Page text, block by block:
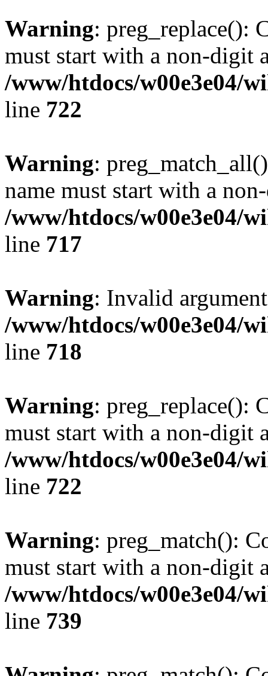
Warning: preg_replace():
must start with a non-digit
/www/htdocs/w00e3e04/
line 722
Warning:
name must start with a
/www/htdocs/w00e3e04/
line 717
Warning: Invalid
/www/htdocs/w00e3e04/
line 718
Warning: preg_replace():
must start with a non-digit
/www/htdocs/w00e3e04/
line 722
Warning: preg_match():
must start with a non-digit
/www/htdocs/w00e3e04/
line 739